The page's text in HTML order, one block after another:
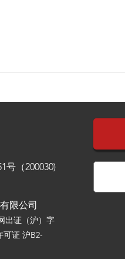
号（200030)
限公司
出证（沪）字
可证 沪B2-